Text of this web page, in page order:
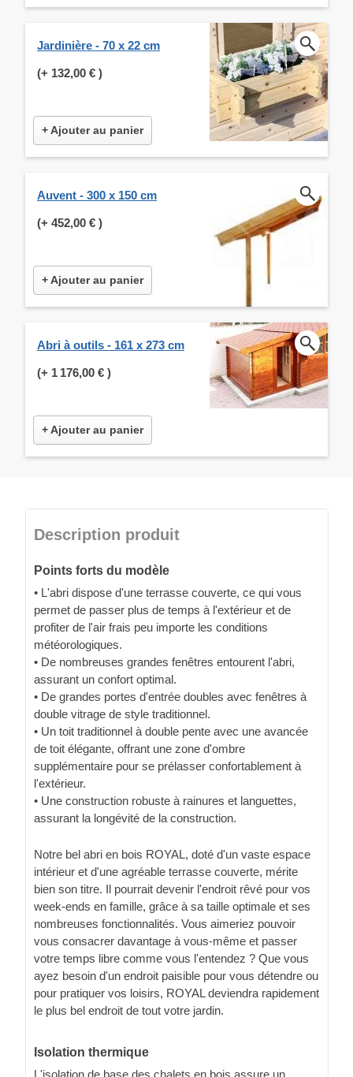
Jardinière - 70 x 22 cm
(+ 132,00 € )
+ Ajouter au panier
Auvent - 300 x 150 cm
(+ 452,00 € )
+ Ajouter au panier
Abri à outils - 161 x 273 cm
(+ 1 176,00 € )
+ Ajouter au panier
Description produit
Points forts du modèle
• L'abri dispose d'une terrasse couverte, ce qui vous
permet de passer plus de temps à l'extérieur et de
profiter de l'air frais peu importe les conditions
météorologiques.
• De nombreuses grandes fenêtres entourent l'abri,
assurant un confort optimal.
• De grandes portes d'entrée doubles avec fenêtres à
double vitrage de style traditionnel.
• Un toit traditionnel à double pente avec une avancée
de toit élégante, offrant une zone d'ombre
supplémentaire pour se prélasser confortablement à
l'extérieur.
• Une construction robuste à rainures et languettes,
assurant la longévité de la construction.
Notre bel abri en bois ROYAL, doté d'un vaste espace
intérieur et d'une agréable terrasse couverte, mérite
bien son titre. Il pourrait devenir l'endroit rêvé pour vos
week-ends en famille, grâce à sa taille optimale et ses
nombreuses fonctionnalités. Vous aimeriez pouvoir
vous consacrer davantage à vous-même et passer
votre temps libre comme vous l'entendez ? Que vous
ayez besoin d'un endroit paisible pour vous détendre ou
pour pratiquer vos loisirs, ROYAL deviendra rapidement
le plus bel endroit de tout votre jardin.
Isolation thermique
L'isolation de base des chalets en bois assure un